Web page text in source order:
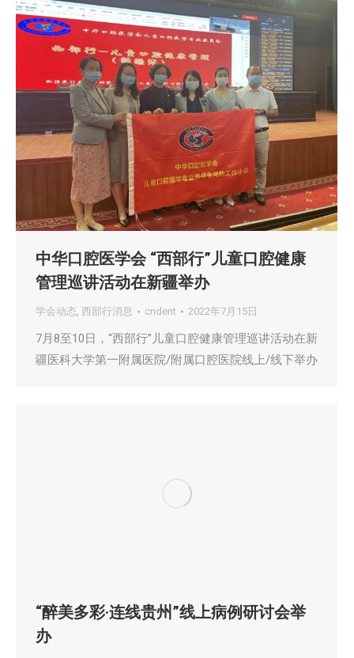
中华口腔医学会 “西部行”儿童口腔健康
管理巡讲活动在新疆举办
学会动态, 西部行消息 cndent 2022年7月15日
7月8至10日，“西部行”儿童口腔健康管理巡讲活动在新
疆医科大学第一附属医院/附属口腔医院线上/线下举办
“醉美多彩·连线贵州”线上病例研讨会举
办